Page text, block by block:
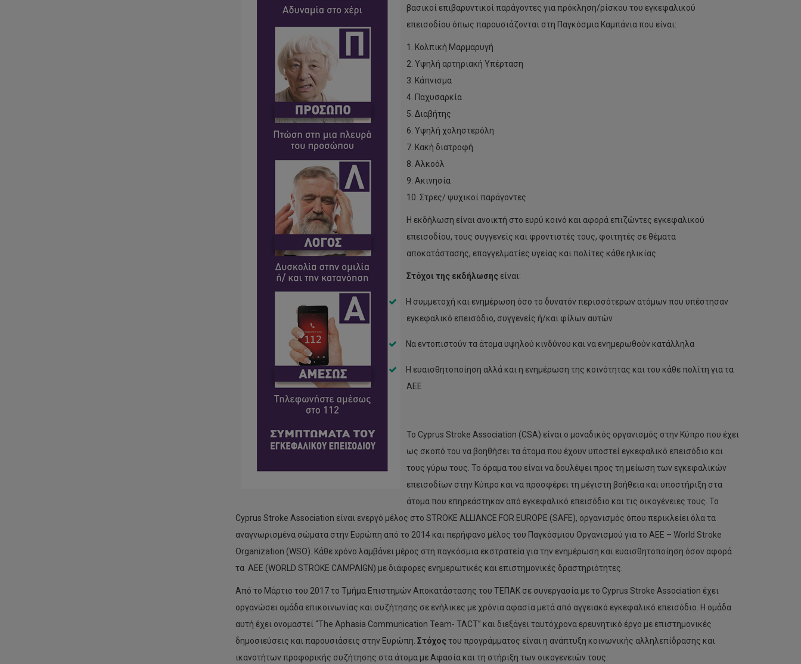
βασικοί επιβαρυντικοί παράγοντες για πρόκληση/ρίσκου του εγκεφαλικού
επεισοδίου όπως παρουσιάζονται στη Παγκόσμια Καμπάνια που είναι:
1. Κολπική Μαρμαρυγή
2. Υψηλή αρτηριακή Υπέρταση
3. Κάπνισμα
4. Παχυσαρκία
5. Διαβήτης
6. Υψηλή χοληστερόλη
7. Κακή διατροφή
8. Αλκοόλ
9. Ακινησία
10. Στρες/ ψυχικοί παράγοντες
Η εκδήλωση είναι ανοικτή στο ευρύ κοινό και αφορά επιζώντες εγκεφαλικού
επεισοδίου, τους συγγενείς και φροντιστές τους, φοιτητές σε θέματα
αποκατάστασης, επαγγελματίες υγείας και πολίτες κάθε ηλικίας.
Στόχοι της εκδήλωσηςείναι:
Η συμμετοχή και ενημέρωση όσο το δυνατόν περισσότερων ατόμων που υπέστησαν
εγκεφαλικό επεισόδιο, συγγενείς ή/και φίλων αυτών
Να εντοπιστούν τα άτομα υψηλού κινδύνου και να ενημερωθούν κατάλληλα
Η ευαισθητοποίηση αλλά και η ενημέρωση της κοινότητας και του κάθε πολίτη για τα
ΑΕΕ
Το Cyprus Stroke Association (CSA) είναι ο μοναδικός οργανισμός στην Κύπρο που έχει
ως σκοπό του να βοηθήσει τα άτομα που έχουν υποστεί εγκεφαλικό επεισόδιο και
τους γύρω τους. Το όραμα του είναι να δουλέψει προς τη μείωση των εγκεφαλικών
επεισοδίων στην Κύπρο και να προσφέρει τη μέγιστη βοήθεια και υποστήριξη στα
άτομα που επηρεάστηκαν από εγκεφαλικό επεισόδιο και τις οικογένειες τους. Το
Cyprus Stroke Association είναι ενεργό μέλος στο STROKE ALLIANCE FOR EUROPE (SAFE), οργανισμός όπου περικλείει όλα τα
αναγνωρισμένα σώματα στην Ευρώπη από το 2014 και περήφανο μέλος του Παγκόσμιου Οργανισμού για τo ΑΕΕ – World Stroke
Organization (WSO). Κάθε xρόνο λαμβάνει μέρος στη παγκόσμια εκστρατεία για την ενημέρωση και ευαισθητοποίηση όσον αφορά
τα ΑΕΕ (WORLD STROKE CAMPAIGN) με διάφορες ενημερωτικές και επιστημονικές δραστηριότητες.
Από το Μάρτιο του 2017 το Τμήμα Επιστημών Αποκατάστασης του ΤΕΠΑΚ σε συνεργασία με το Cyprus Stroke Association έχει
οργανώσει ομάδα επικοινωνίας και συζήτησης σε ενήλικες με χρόνια αφασία μετά από αγγειακό εγκεφαλικό επεισόδιο. Η ομάδα
αυτή έχει ονομαστεί “The Aphasia Communication Team- TACT” και διεξάγει ταυτόχρονα ερευνητικό έργο με επιστημονικές
δημοσιεύσεις και παρουσιάσεις στην Ευρώπη. Στόχοςτου προγράμματος είναι η ανάπτυξη κοινωνικής αλληλεπίδρασης και
ικανοτήτων προφορικής συζήτησης στα άτομα με Αφασία και τη στήριξη των οικογενειών τους.